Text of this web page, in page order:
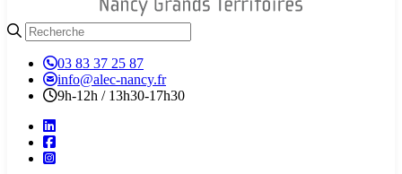
03 83 37 25 87
info@alec-nancy.fr
9h-12h / 13h30-17h30